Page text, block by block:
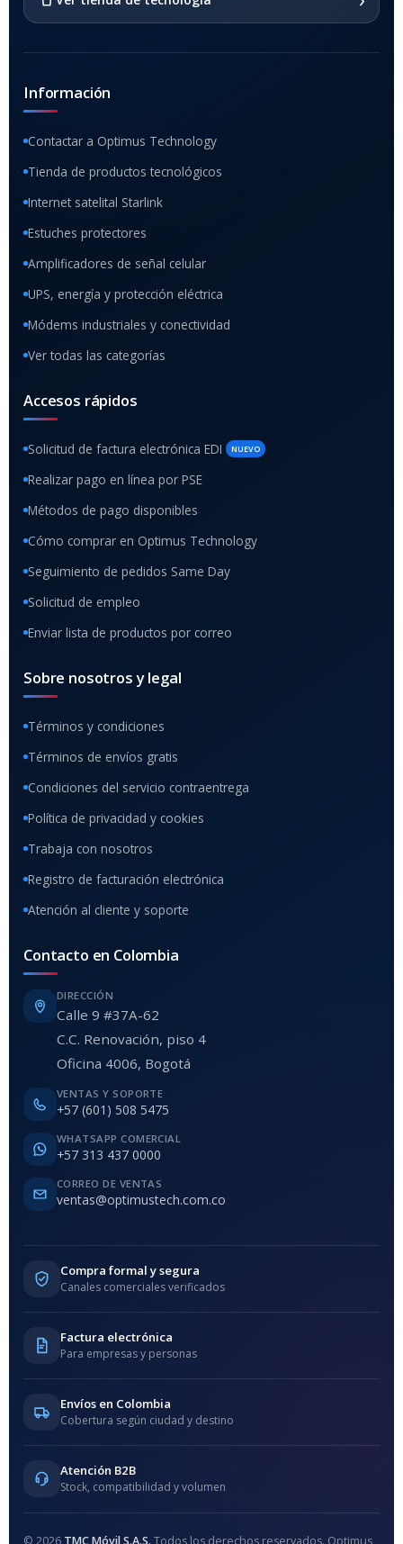
Información
Contactar a Optimus Technology
Tienda de productos tecnológicos
Internet satelital Starlink
Estuches protectores
Amplificadores de señal celular
UPS, energía y protección eléctrica
Módems industriales y conectividad
Ver todas las categorías
Accesos rápidos
Solicitud de factura electrónica EDI NUEVO
Realizar pago en línea por PSE
Métodos de pago disponibles
Cómo comprar en Optimus Technology
Seguimiento de pedidos Same Day
Solicitud de empleo
Enviar lista de productos por correo
Sobre nosotros y legal
Términos y condiciones
Términos de envíos gratis
Condiciones del servicio contraentrega
Política de privacidad y cookies
Trabaja con nosotros
Registro de facturación electrónica
Atención al cliente y soporte
Contacto en Colombia
DIRECCIÓN
Calle 9 #37A-62
C.C. Renovación, piso 4
Oficina 4006, Bogotá
VENTAS Y SOPORTE
+57 (601) 508 5475
WHATSAPP COMERCIAL
+57 313 437 0000
CORREO DE VENTAS
ventas@optimustech.com.co
Compra formal y segura
Canales comerciales verificados
Factura electrónica
Para empresas y personas
Envíos en Colombia
Cobertura según ciudad y destino
Atención B2B
Stock, compatibilidad y volumen
© 2026 TMC Móvil S.A.S. Todos los derechos reservados. Optimus